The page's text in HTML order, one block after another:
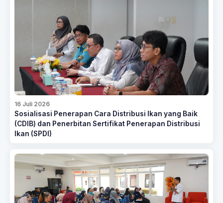
16 Juli 2026
Sosialisasi Penerapan Cara Distribusi Ikan yang Baik
(CDIB) dan Penerbitan Sertifikat Penerapan Distribusi
Ikan (SPDI)